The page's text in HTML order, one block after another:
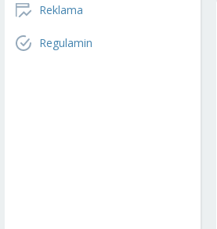
Reklama
Regulamin